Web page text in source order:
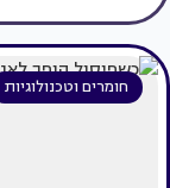
חומרים וטכנולוגיות